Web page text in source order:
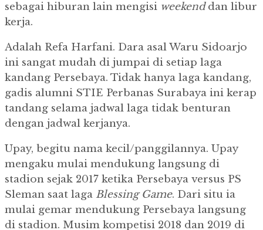
sebagai hiburan lain mengisi weekenddan libur
kerja.
Adalah Refa Harfani. Dara asal Waru Sidoarjo
ini sangat mudah di jumpai di setiap laga
kandang Persebaya. Tidak hanya laga kandang,
gadis alumni STIE Perbanas Surabaya ini kerap
tandang selama jadwal laga tidak benturan
dengan jadwal kerjanya.
Upay, begitu nama kecil/panggilannya. Upay
mengaku mulai mendukung langsung di
stadion sejak 2017 ketika Persebaya versus PS
Sleman saat laga Blessing Game. Dari situ ia
mulai gemar mendukung Persebaya langsung
di stadion. Musim kompetisi 2018 dan 2019 di